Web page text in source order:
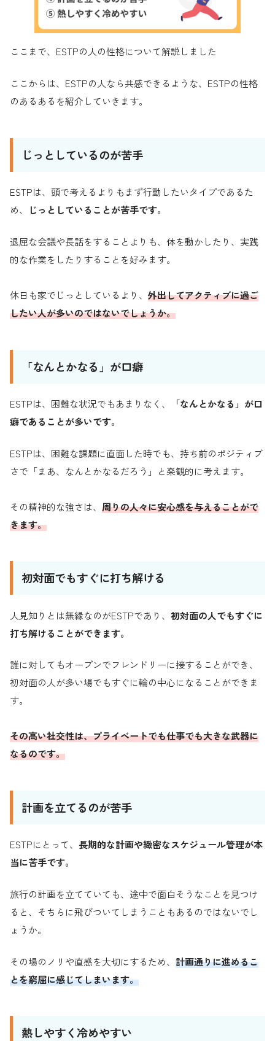
ここまで、ESTPの人の性格について解説しました
ここからは、ESTPの人なら共感できるような、ESTPの性格
のあるあるを紹介していきます。
じっとしているのが苦手
ESTPは、頭で考えるよりもまず行動したいタイプであるた
め、
じっとしていることが苦手です。
退屈な会議や長話をすることよりも、体を動かしたり、実践
的な作業をしたりすることを好みます。
休日も家でじっとしているより、 外出してアクティブに過ご
したい人が多いのではないでしょうか。
「なんとかなる」が口癖
ESTPは、困難な状況でもあまりなく、
「なんとかなる」が口
癖であることが多いです。
ESTPは、困難な課題に直面した時でも、持ち前のポジティブ
さで「まあ、なんとかなるだろう」と楽観的に考えます。
その精神的な強さは、 周りの人々に安心感を与えることがで
きます。
初対面でもすぐに打ち解ける
人見知りとは無縁なのがESTPであり、 初対面の人でもすぐに
打ち解けることができます。
誰に対してもオープンでフレンドリーに接することができ、
初対面の人が多い場でもすぐに輪の中心になることができま
す。
その高い社交性は、プライベートでも仕事でも大きな武器に
なるのです。
計画を立てるのが苦手
ESTPにとって、 長期的な計画や緻密なスケジュール管理が本
当に苦手です。
旅行の計画を立てていても、途中で面白そうなことを見つけ
ると、そちらに飛びついてしまうこともあるのではないでし
ょうか。
その場のノリや直感を大切にするため、 計画通りに進めるこ
とを窮屈に感じてしまいます。
熱しやすく冷めやすい